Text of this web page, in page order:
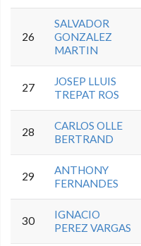
26
SALVADOR
GONZALEZ
MARTIN
27
JOSEP LLUIS
TREPAT ROS
28
CARLOS OLLE
BERTRAND
29
ANTHONY
FERNANDES
30
IGNACIO
PEREZ VARGAS